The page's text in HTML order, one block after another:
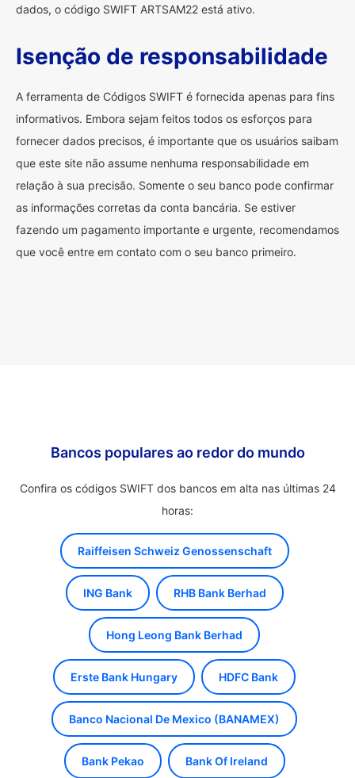
dados, o código SWIFT ARTSAM22 está ativo.
Isenção de responsabilidade
A ferramenta de Códigos SWIFT é fornecida apenas para fins
informativos. Embora sejam feitos todos os esforços para
fornecer dados precisos, é importante que os usuários saibam
que este site não assume nenhuma responsabilidade em
relação à sua precisão. Somente o seu banco pode confirmar
as informações corretas da conta bancária. Se estiver
fazendo um pagamento importante e urgente, recomendamos
que você entre em contato com o seu banco primeiro.
Bancos populares ao redor do mundo
Confira os códigos SWIFT dos bancos em alta nas últimas 24
horas:
Raiffeisen Schweiz Genossenschaft
ING Bank RHB Bank Berhad
Hong Leong Bank Berhad
Erste Bank Hungary HDFC Bank
Banco Nacional De Mexico (BANAMEX)
Bank Pekao Bank Of Ireland